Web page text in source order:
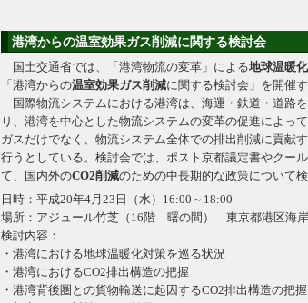
港湾からの温室効果ガス削減に関する検討会
国土交通省では、「港湾物流の変革」による地球温暖化
「港湾からの温室効果ガス削減に関する検討会」を開催す
国際物流システムにおける港湾は、海運・鉄道・道路
り、港湾を中心とした物流システムの変革の促進によっ
ガスだけでなく、物流システム全体での排出削減に貢献
行うとしている。検討会では、ポスト京都議定書やクー
て、国内外のCO2削減のための中長期的な政策について
日時：平成20年4月23日（水）16:00～18:00
場所：アジュール竹芝（16階 曙の間） 東京都港区海
検討内容：
・港湾における地球温暖化対策を巡る状況
・港湾におけるCO2排出構造の把握
・港湾背後圏との貨物輸送に起因するCO2排出構造の把握